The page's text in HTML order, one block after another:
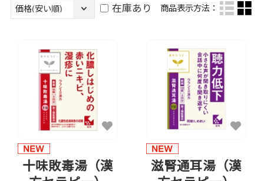
在庫あり 商品表示方法：
十味敗毒湯（漢
滋腎通耳湯（漢